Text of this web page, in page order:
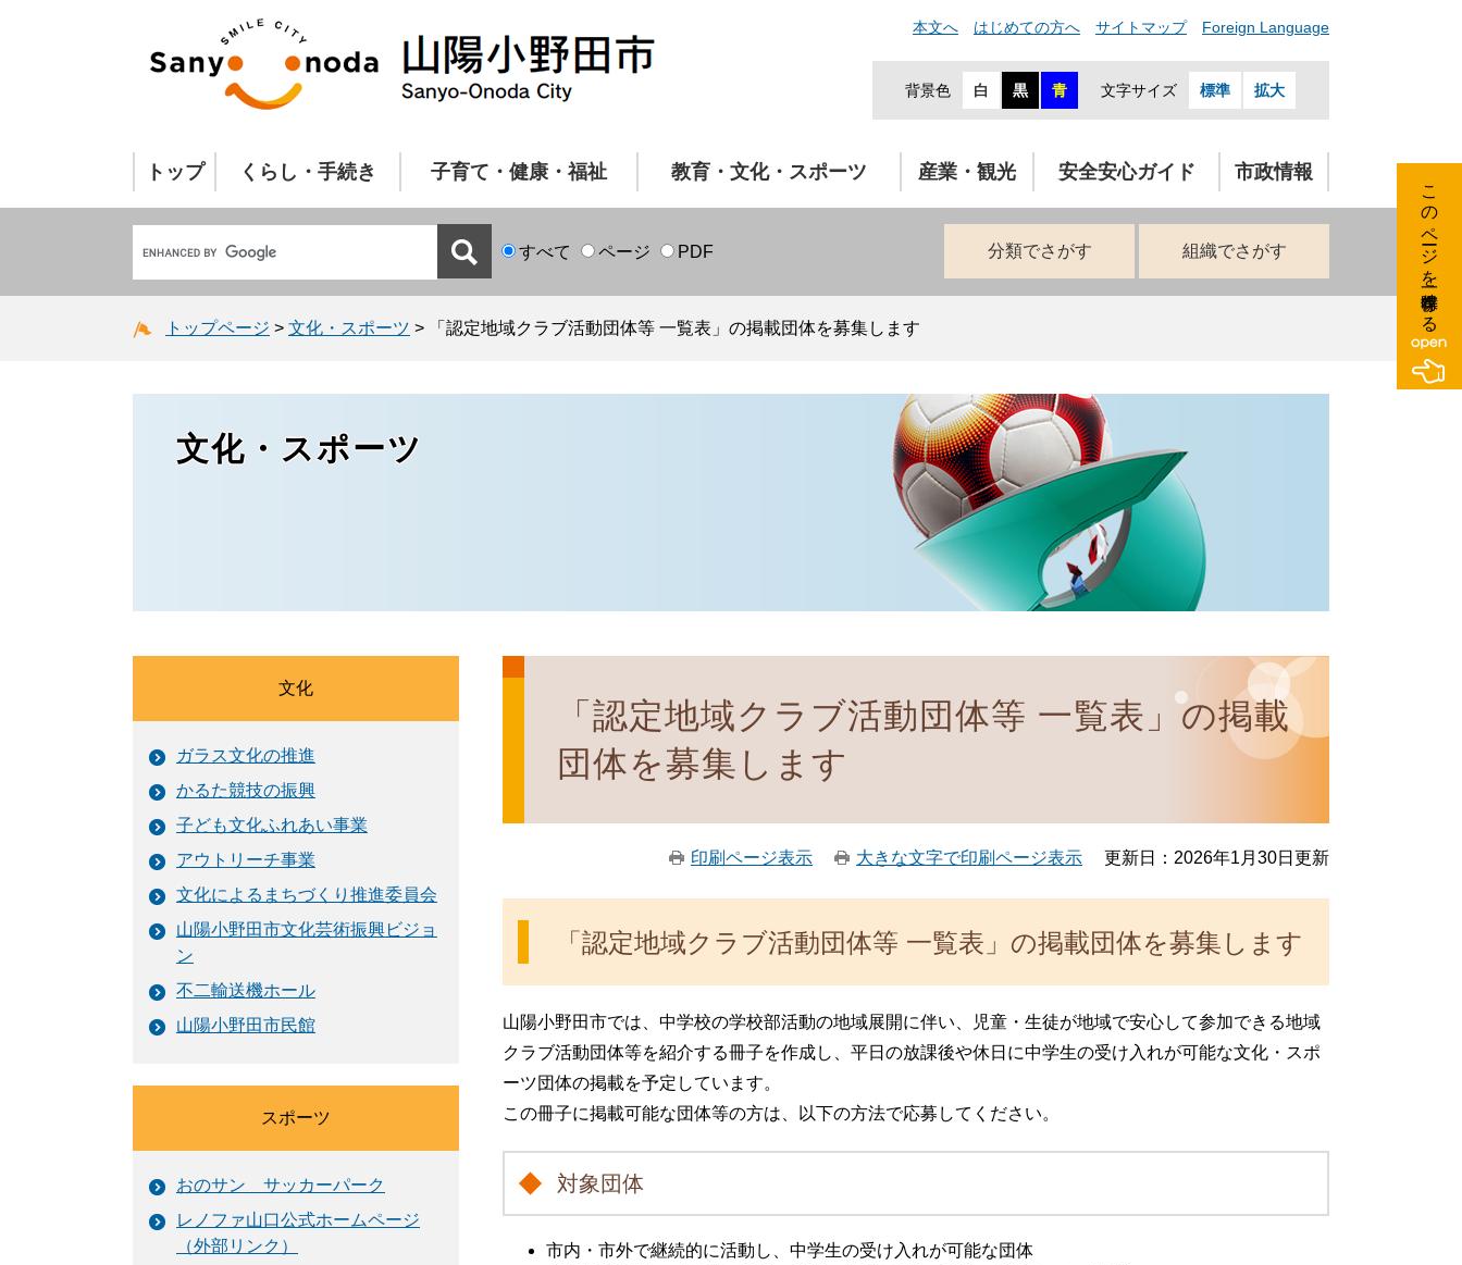
本文へ はじめての方へ サイトマップ Foreign Language
背景色 白 黒 青 文字サイズ 標準 拡大
トップ くらし・手続き 子育て・健康・福祉 教育・文化・スポーツ 産業・観光 安全安心ガイド 市政情報
すべて ページ PDF 分類でさがす 組織でさがす
トップページ > 文化・スポーツ > 「認定地域クラブ活動団体等 一覧表」の掲載団体を募集します
文化・スポーツ
「認定地域クラブ活動団体等 一覧表」の掲載
団体を募集します
印刷ページ表示 大きな文字で印刷ページ表示 更新日：2026年1月30日更新
「認定地域クラブ活動団体等 一覧表」の掲載団体を募集します
山陽小野田市では、中学校の学校部活動の地域展開に伴い、児童・生徒が地域で安心して参加できる地域
クラブ活動団体等を紹介する冊子を作成し、平日の放課後や休日に中学生の受け入れが可能な文化・スポ
ーツ団体の掲載を予定しています。
この冊子に掲載可能な団体等の方は、以下の方法で応募してください。
対象団体
市内・市外で継続的に活動し、中学生の受け入れが可能な団体
文化
ガラス文化の推進
かるた競技の振興
子ども文化ふれあい事業
アウトリーチ事業
文化によるまちづくり推進委員会
山陽小野田市文化芸術振興ビジョ
ン
不二輸送機ホール
山陽小野田市民館
スポーツ
おのサン サッカーパーク
レノファ山口公式ホームページ
（外部リンク）
このページを一時保存する